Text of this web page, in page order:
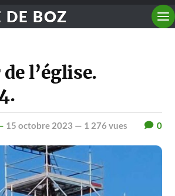
BOZ
l’église.
15 octobre 2023 — 1 276 vues 0